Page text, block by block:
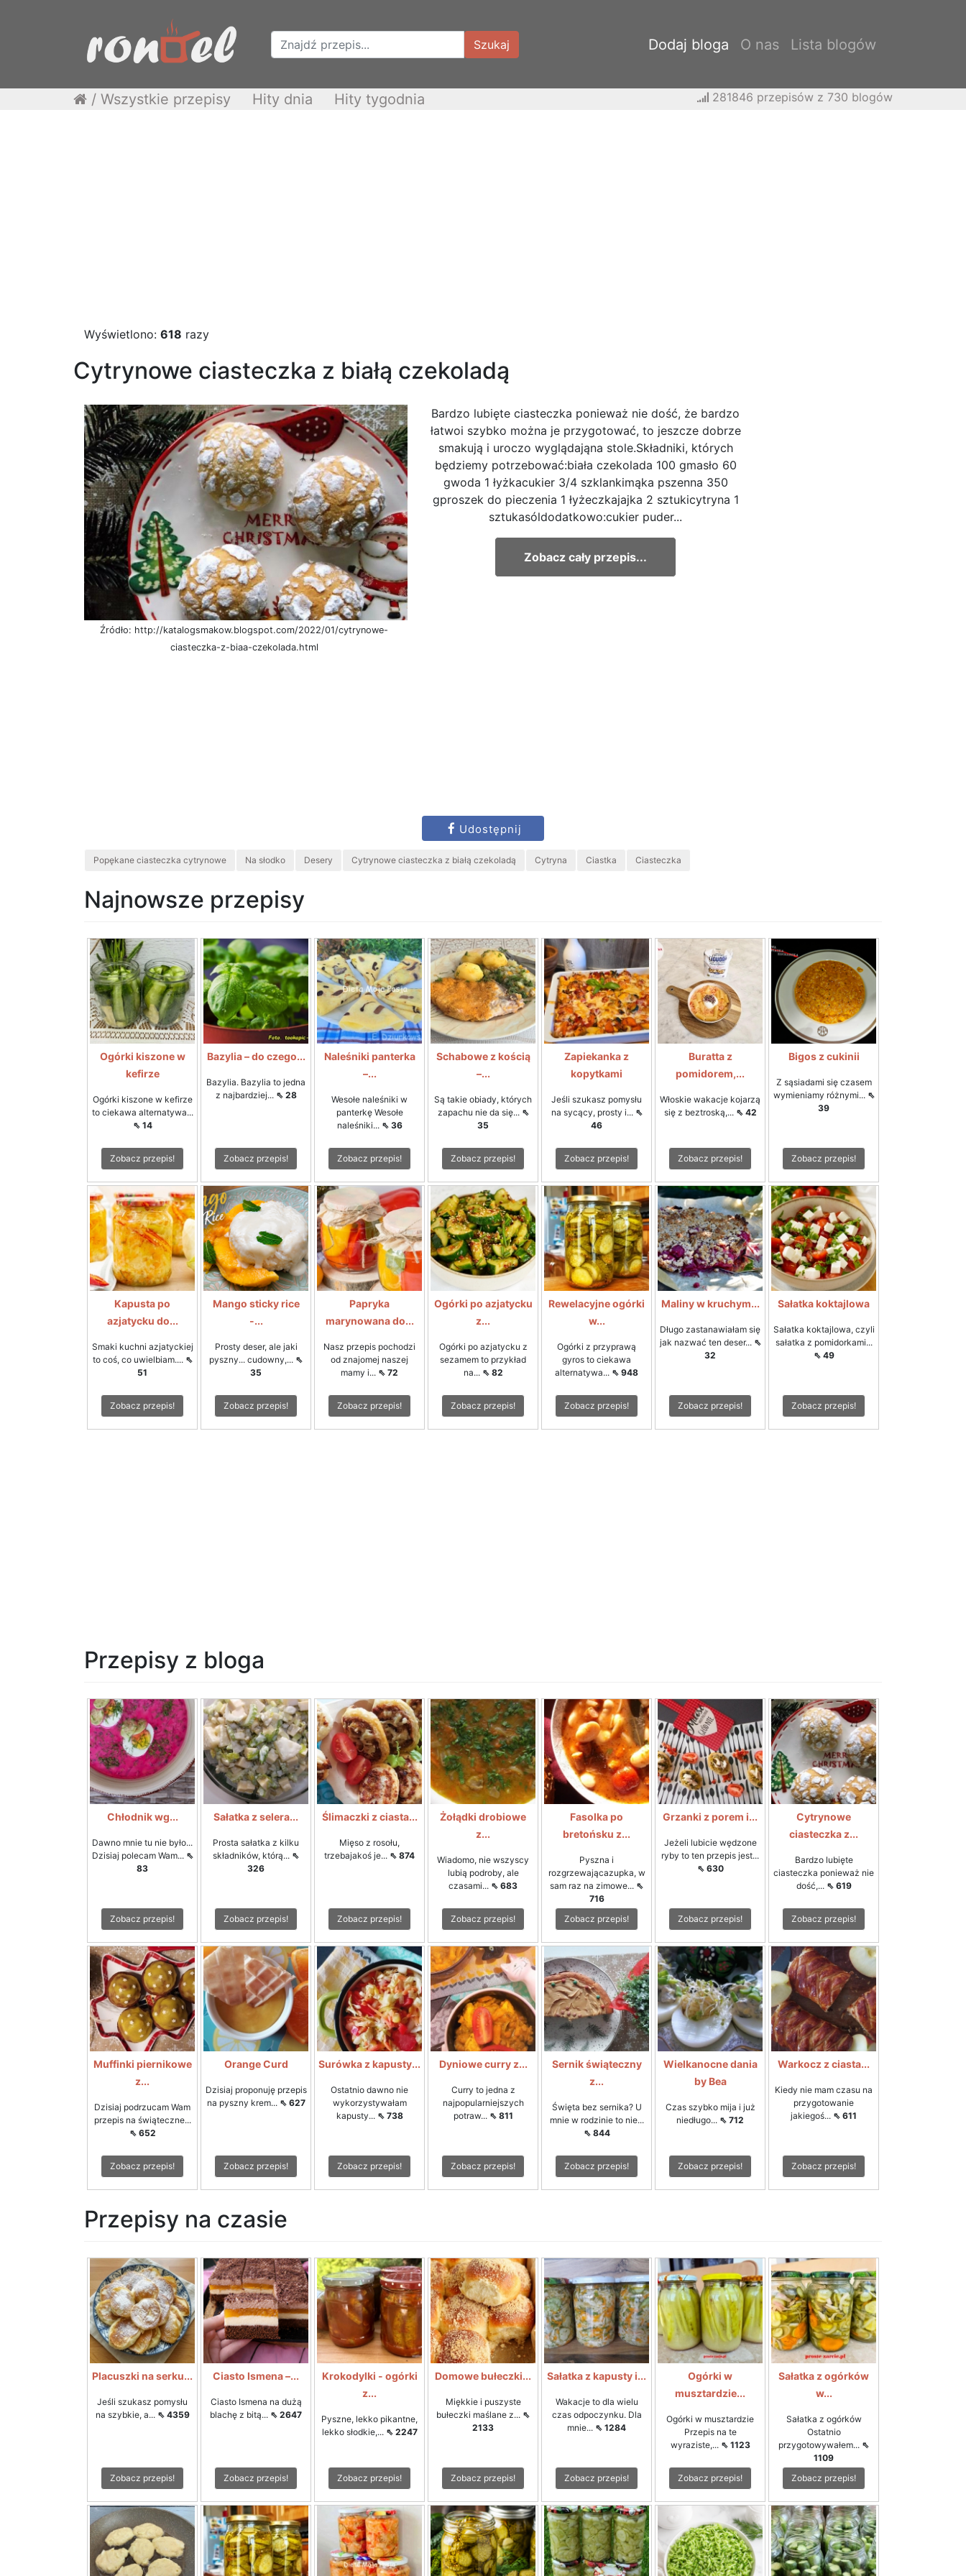
Szukaj Dodaj bloga O nas Lista blogów
/ Wszystkie przepisy Hity dnia Hity tygodnia 281846 przepisów z 730 blogów
Wyświetlono: 618 razy
Cytrynowe ciasteczka z białą czekoladą
Źródło: http://katalogsmakow.blogspot.com/2022/01/cytrynowe-
ciasteczka-z-biaa-czekolada.html
Bardzo lubięte ciasteczka ponieważ nie dość, że bardzo
łatwoi szybko można je przygotować, to jeszcze dobrze
smakują i uroczo wyglądająna stole.Składniki, których
będziemy potrzebować:biała czekolada 100 gmasło 60
gwoda 1 łyżkacukier 3/4 szklankimąka pszenna 350
gproszek do pieczenia 1 łyżeczkajajka 2 sztukicytryna 1
sztukasóldodatkowo:cukier puder...
Zobacz cały przepis...
Udostępnij
Popękane ciasteczka cytrynowe Na słodko Desery Cytrynowe ciasteczka z białą czekoladą Cytryna Ciastka Ciasteczka
Najnowsze przepisy
Ogórki kiszone w
kefirze
Ogórki kiszone w kefirze
to ciekawa alternatywa...
⇖ 14
Zobacz przepis!
Bazylia – do czego...
Bazylia. Bazylia to jedna
z najbardziej... ⇖ 28
Zobacz przepis!
Naleśniki panterka
–...
Wesołe naleśniki w
panterkę Wesołe
naleśniki... ⇖ 36
Zobacz przepis!
Schabowe z kością
–...
Są takie obiady, których
zapachu nie da się... ⇖
35
Zobacz przepis!
Zapiekanka z
kopytkami
Jeśli szukasz pomysłu
na sycący, prosty i... ⇖
46
Zobacz przepis!
Buratta z
pomidorem,...
Włoskie wakacje kojarzą
się z beztroską,... ⇖ 42
Zobacz przepis!
Bigos z cukinii
Z sąsiadami się czasem
wymieniamy różnymi... ⇖
39
Zobacz przepis!
Kapusta po
azjatycku do...
Smaki kuchni azjatyckiej
to coś, co uwielbiam.... ⇖
51
Zobacz przepis!
Mango sticky rice
-...
Prosty deser, ale jaki
pyszny... cudowny,... ⇖
35
Zobacz przepis!
Papryka
marynowana do...
Nasz przepis pochodzi
od znajomej naszej
mamy i... ⇖ 72
Zobacz przepis!
Ogórki po azjatycku
z...
Ogórki po azjatycku z
sezamem to przykład
na... ⇖ 82
Zobacz przepis!
Rewelacyjne ogórki
w...
Ogórki z przyprawą
gyros to ciekawa
alternatywa... ⇖ 948
Zobacz przepis!
Maliny w kruchym...
Długo zastanawiałam się
jak nazwać ten deser... ⇖
32
Zobacz przepis!
Sałatka koktajlowa
Sałatka koktajlowa, czyli
sałatka z pomidorkami...
⇖ 49
Zobacz przepis!
Przepisy z bloga
Chłodnik wg...
Dawno mnie tu nie było...
Dzisiaj polecam Wam... ⇖
83
Zobacz przepis!
Sałatka z selera...
Prosta sałatka z kilku
składników, którą... ⇖
326
Zobacz przepis!
Ślimaczki z ciasta...
Mięso z rosołu,
trzebajakoś je... ⇖ 874
Zobacz przepis!
Żołądki drobiowe
z...
Wiadomo, nie wszyscy
lubią podroby, ale
czasami... ⇖ 683
Zobacz przepis!
Fasolka po
bretońsku z...
Pyszna i
rozgrzewającazupka, w
sam raz na zimowe... ⇖
716
Zobacz przepis!
Grzanki z porem i...
Jeżeli lubicie wędzone
ryby to ten przepis jest...
⇖ 630
Zobacz przepis!
Cytrynowe
ciasteczka z...
Bardzo lubięte
ciasteczka ponieważ nie
dość,... ⇖ 619
Zobacz przepis!
Muffinki piernikowe
z...
Dzisiaj podrzucam Wam
przepis na świąteczne...
⇖ 652
Zobacz przepis!
Orange Curd
Dzisiaj proponuję przepis
na pyszny krem... ⇖ 627
Zobacz przepis!
Surówka z kapusty...
Ostatnio dawno nie
wykorzystywałam
kapusty... ⇖ 738
Zobacz przepis!
Dyniowe curry z...
Curry to jedna z
najpopularniejszych
potraw... ⇖ 811
Zobacz przepis!
Sernik świąteczny
z...
Święta bez sernika? U
mnie w rodzinie to nie...
⇖ 844
Zobacz przepis!
Wielkanocne dania
by Bea
Czas szybko mija i już
niedługo... ⇖ 712
Zobacz przepis!
Warkocz z ciasta...
Kiedy nie mam czasu na
przygotowanie
jakiegoś... ⇖ 611
Zobacz przepis!
Przepisy na czasie
Placuszki na serku...
Jeśli szukasz pomysłu
na szybkie, a... ⇖ 4359
Zobacz przepis!
Ciasto Ismena –...
Ciasto Ismena na dużą
blachę z bitą... ⇖ 2647
Zobacz przepis!
Krokodylki - ogórki
z...
Pyszne, lekko pikantne,
lekko słodkie,... ⇖ 2247
Zobacz przepis!
Domowe bułeczki...
Miękkie i puszyste
bułeczki maślane z... ⇖
2133
Zobacz przepis!
Sałatka z kapusty i...
Wakacje to dla wielu
czas odpoczynku. Dla
mnie... ⇖ 1284
Zobacz przepis!
Ogórki w
musztardzie...
Ogórki w musztardzie
Przepis na te
wyraziste,... ⇖ 1123
Zobacz przepis!
Sałatka z ogórków
w...
Sałatka z ogórków
Ostatnio
przygotowywałem... ⇖
1109
Zobacz przepis!